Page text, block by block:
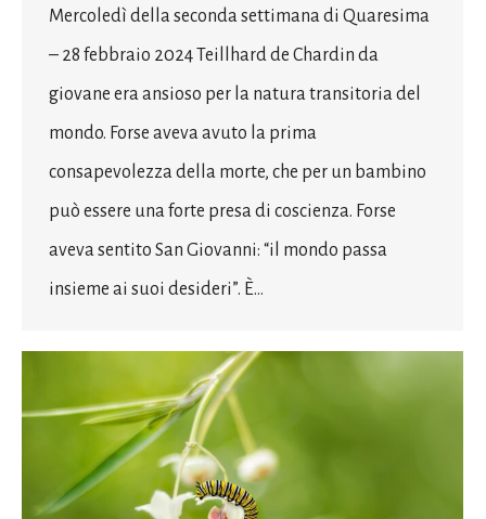
Mercoledì della seconda settimana di Quaresima
– 28 febbraio 2024 Teillhard de Chardin da
giovane era ansioso per la natura transitoria del
mondo. Forse aveva avuto la prima
consapevolezza della morte, che per un bambino
può essere una forte presa di coscienza. Forse
aveva sentito San Giovanni: “il mondo passa
insieme ai suoi desideri”. È…